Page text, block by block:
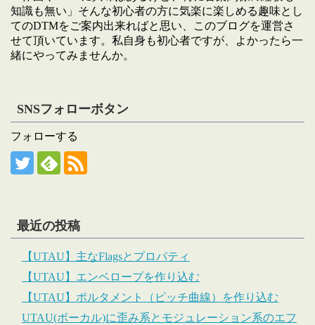
知識も無い」そんな初心者の方に気楽に楽しめる趣味とし
てのDTMをご案内出来ればと思い、このブログを運営さ
せて頂いています。私自身も初心者ですが、よかったら一
緒にやってみませんか。
SNSフォローボタン
フォローする
最近の投稿
【UTAU】主なFlagsとプロパティ
【UTAU】エンベロープを作り込む
【UTAU】ポルタメント（ピッチ曲線）を作り込む
UTAU(ボーカル)に歪み系とモジュレーション系のエフ